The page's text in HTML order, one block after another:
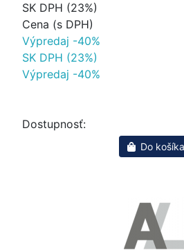
SK DPH (23%)
Cena (s DPH)
Výpredaj -40%
SK DPH (23%)
Výpredaj -40%
Dostupnosť:
Do košíka